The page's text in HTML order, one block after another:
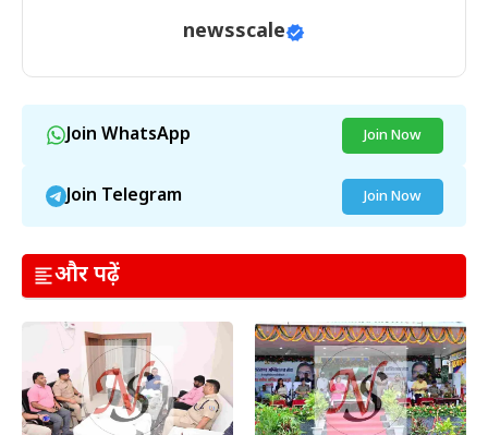
newsscale
Join WhatsApp Join Now
Join Telegram Join Now
और पढ़ें